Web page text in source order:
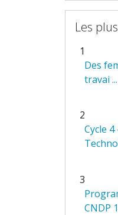
Les
1
Des
travai ...
2
Cycle
3
CNDP